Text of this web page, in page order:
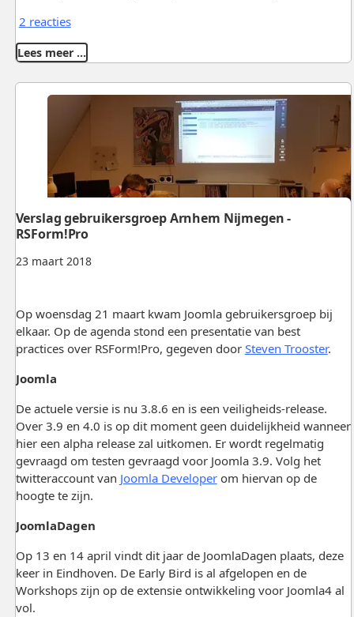
2 reacties
Lees meer …
23 maart 2018
Verslag gebruikersgroep Arnhem Nijmegen -
RSForm!Pro
Op woensdag 21 maart kwam Joomla gebruikersgroep bij
elkaar. Op de agenda stond een presentatie van best
practices over RSForm!Pro, gegeven door Steven Trooster.
Joomla
De actuele versie is nu 3.8.6 en is een veiligheids-release.
Over 3.9 en 4.0 is op dit moment geen duidelijkheid wanneer
hier een alpha release zal uitkomen. Er wordt regelmatig
gevraagd om testen gevraagd voor Joomla 3.9. Volg het
twitteraccount van Joomla Developerom hiervan op de
hoogte te zijn.
JoomlaDagen
Op 13 en 14 april vindt dit jaar de JoomlaDagen plaats, deze
keer in Eindhoven. De Early Bird is al afgelopen en de
Workshops zijn op de extensie ontwikkeling voor Joomla4 al
vol.